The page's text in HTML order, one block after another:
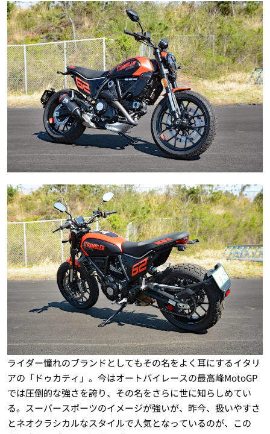
ライダー憧れのブランドとしてもその名をよく耳にするイタリ
アの「ドゥカティ」。今はオートバイレースの最高峰MotoGP
では圧倒的な強さを誇り、その名をさらに世に知らしめてい
る。スーパースポーツのイメージが強いが、昨今、扱いやすさ
とネオクラシカルなスタイルで人気となっているのが、この